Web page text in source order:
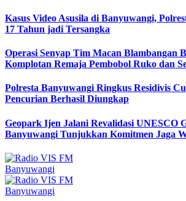
Kasus Video Asusila di Banyuwangi,
17 Tahun jadi Tersangka
Operasi Senyap Tim Macan Blambangan
Komplotan Remaja Pembobol Ruko dan
Polresta Banyuwangi Ringkus Residivis
Pencurian Berhasil Diungkap
Geopark Ijen Jalani Revalidasi UNESCO
Banyuwangi Tunjukkan Komitmen Jaga